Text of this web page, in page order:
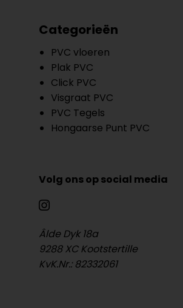
Categorieën
PVC vloeren
Plak PVC
Click PVC
Visgraat PVC
PVC Tegels
Hongaarse Punt PVC
Volg ons op social media
Âlde Dyk 18a
9288 XC Kootstertille
KvK.Nr.: 82332061